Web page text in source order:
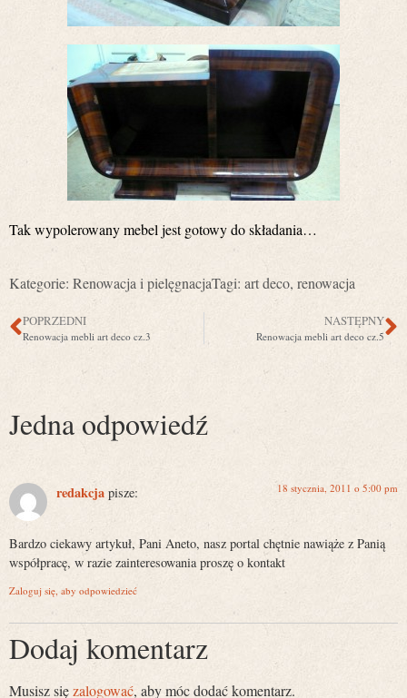
Tak wypolerowany mebel jest gotowy do składania…
Kategorie: Renowacja i pielęgnacjaTagi: art deco, renowacja
POPRZEDNI
Renowacja mebli art deco cz.3
NASTĘPNY
Renowacja mebli art deco cz.5
Jedna odpowiedź
redakcja pisze: 18 stycznia, 2011 o 5:00 pm
Bardzo ciekawy artykuł, Pani Aneto, nasz portal chętnie nawiąże z Panią
współpracę, w razie zainteresowania proszę o kontakt
Zaloguj się, aby odpowiedzieć
Dodaj komentarz
Musisz sięzalogować, aby móc dodać komentarz.